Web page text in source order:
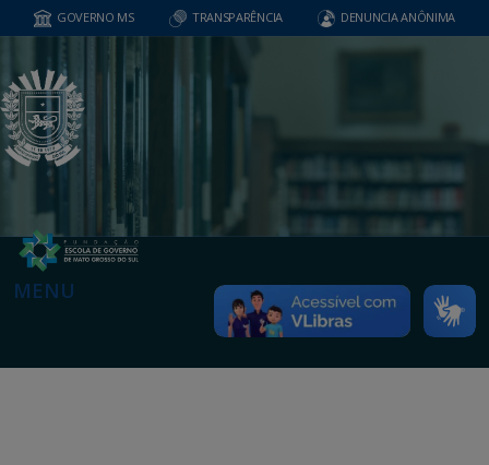
GOVERNO MS TRANSPARÊNCIA DENUNCIA ANÔNIMA
MENU